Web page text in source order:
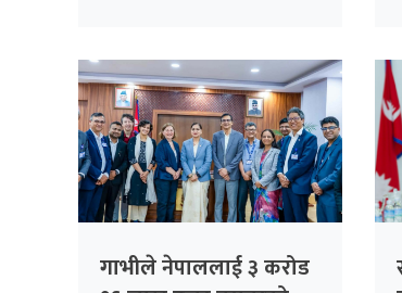
विश्लेषण गरिँदै
गाभीले नेपाललाई ३ करोड